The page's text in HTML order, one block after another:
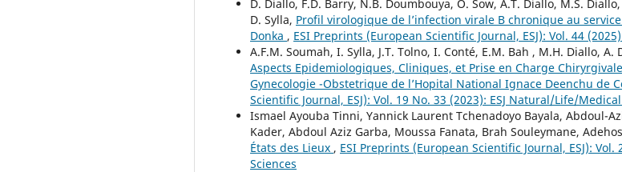
D. Diallo, F.D. Barry, N.B. Doumbouya, O. Sow, A.T. Diallo, M.S.
D. Sylla, Profil virologique de l’infection virale B chronique au
Donka , ESI Preprints (European Scientific Journal, ESJ): Vol. 44
A.F.M. Soumah, I. Sylla, J.T. Tolno, I. Conté, E.M. Bah , M.H. Diallo, A.
Aspects Epidemiologiques, Cliniques, et Prise en Charge
Gynecologie -Obstetrique de l’Hopital National Ignace Deenchu de
Scientific Journal, ESJ): Vol. 19 No. 33 (2023): ESJ Natural/Life/
Ismael Ayouba Tinni, Yannick Laurent Tchenadoyo Bayala, Abdoul-
Kader, Abdoul Aziz Garba, Moussa Fanata, Brah Souleymane,
États des Lieux , ESI Preprints (European Scientific Journal, ESJ):
Sciences